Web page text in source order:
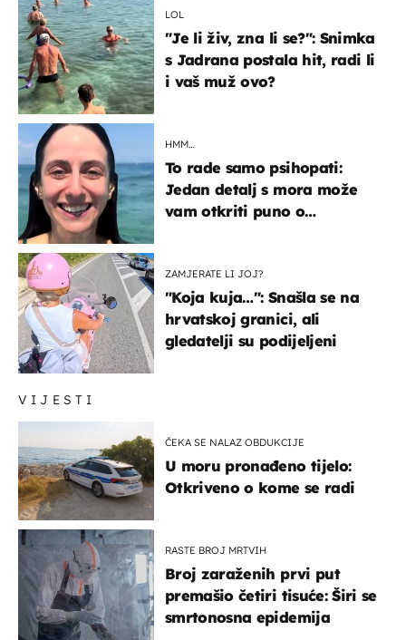
VIJESTI
ČEKA SE NALAZ OBDUKCIJE
U moru pronađeno tijelo:
Otkriveno o kome se radi
RASTE BROJ MRTVIH
Broj zaraženih prvi put
premašio četiri tisuće: Širi se
smrtonosna epidemija
LOL
"Je li živ, zna li se?": Snimka
s Jadrana postala hit, radi li
i vaš muž ovo?
HMM…
To rade samo psihopati:
Jedan detalj s mora može
vam otkriti puno o
ZAMJERATE LI JOJ?
"Koja kuja…": Snašla se na
hrvatskoj granici, ali
gledatelji su podijeljeni